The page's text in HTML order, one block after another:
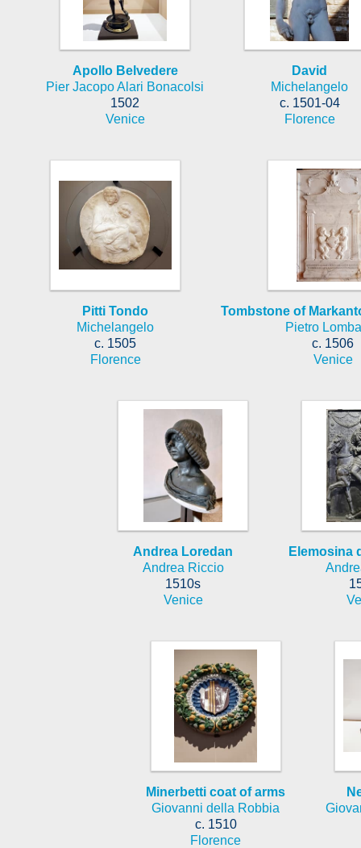
Apollo Belvedere
Pier Jacopo Alari Bonacolsi
1502
Venice
David
Michelangelo
c. 1501-04
Florence
Pitti Tondo
Michelangelo
c. 1505
Florence
Tombstone of
Pietro
c. 1506
Venice
Andrea Loredan
Andrea Riccio
1510s
Venice
Elemosina
Minerbetti coat of arms
Giovanni della Robbia
c. 1510
Florence